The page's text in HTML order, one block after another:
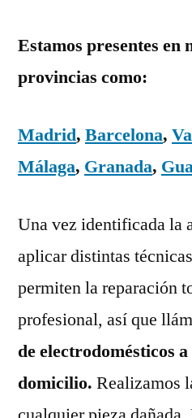
Estamos presentes en
provincias como:
Madrid, Barcelona,
Málaga, Granada,
Una vez identificada la
aplicar distintas
permiten la reparación
profesional, así que
de electrodomésticos a
domicilio. Realizamos